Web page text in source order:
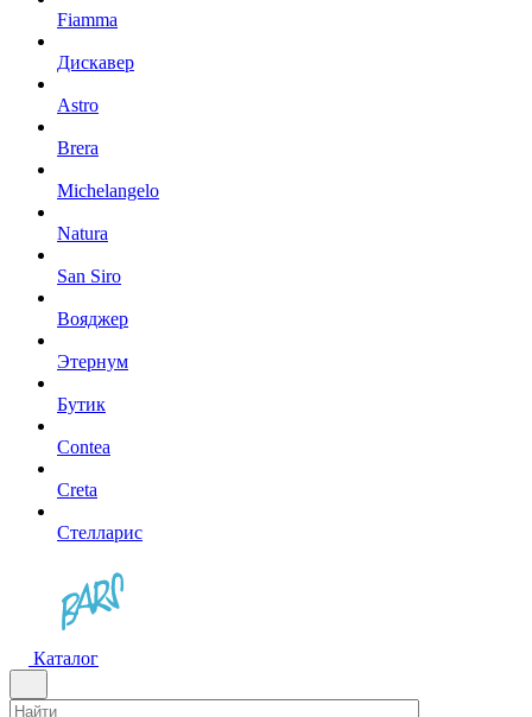
Fiamma
Дискавер
Astro
Brera
Michelangelo
Natura
San Siro
Вояджер
Этернум
Бутик
Contea
Creta
Стелларис
Каталог